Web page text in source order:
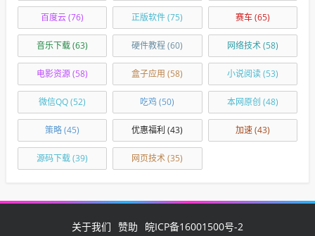
百度云(76) 正版软件(75) 赛车(65)
音乐下载(63) 硬件教程(60) 网络技术(58)
电影资源(58) 盒子应用 (58) 小说阅读(53)
微信QQ(52) 吃鸡 (50) 本网原创 (48)
策略(45) 优惠福利 (43) 加速(43)
源码下载(39) 网页技术(35)
关于我们 赞助 皖ICP备16001500号-2